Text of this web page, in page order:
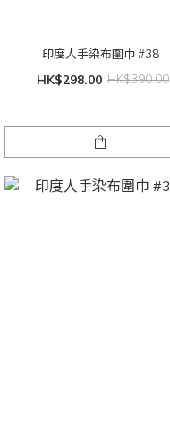
印度人手染布圍巾 #38
HK$298.00 HK$390.00